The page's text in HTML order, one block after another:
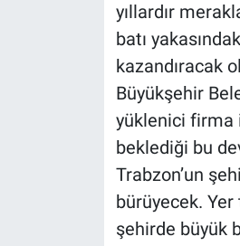
yıllardır
batı
kazandıracak
Büyükşehir
yüklenici firma
beklediği bu
Trabzon’un
bürüyecek.
şehirde büyük